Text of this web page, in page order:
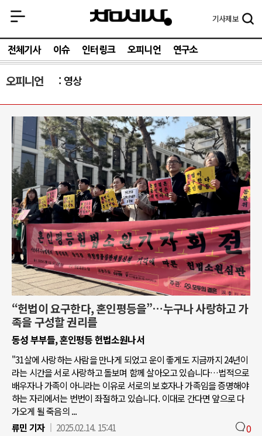
기사제보
전체기사 이슈 인터링크 오피니언 연구소
오피니언 영상
“헌법이 요구한다, 혼인평등을”…누구나 사랑하고 가
족을 구성할 권리를
동성 부부들, 혼인평등 헌법소원나서
"31살에 사랑하는 사람을 만나게 되었고 운이 좋게도 지금까지 24년이
라는 시간을 서로 사랑하고 돌보며 함께 살아오고 있습니다…법적으로
배우자나 가족이 아니라는 이유로 서로의 보호자나 가족임을 증명해야
하는 자리에서는 번번이 좌절하고 있습니다. 이대로 간다면 앞으로 다
가오게 될 죽음의 ...
류민 기자
2025.02.14. 15:41 0